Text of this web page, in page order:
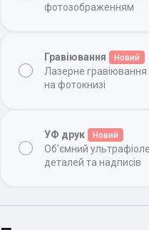
фотозображенням
Гравіювання Новий
Лазерне
на фотокнизі
УФ друк Новий
Об’ємний
деталей та надписів